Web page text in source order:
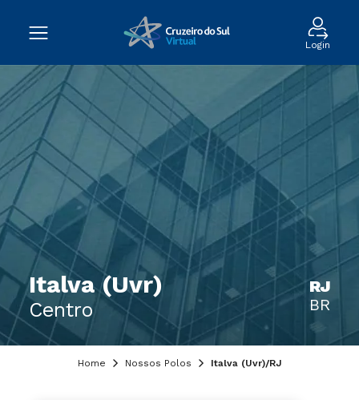
Login
Italva (Uvr)
Centro
RJ
BR
Home Nossos Polos Italva (Uvr)/RJ